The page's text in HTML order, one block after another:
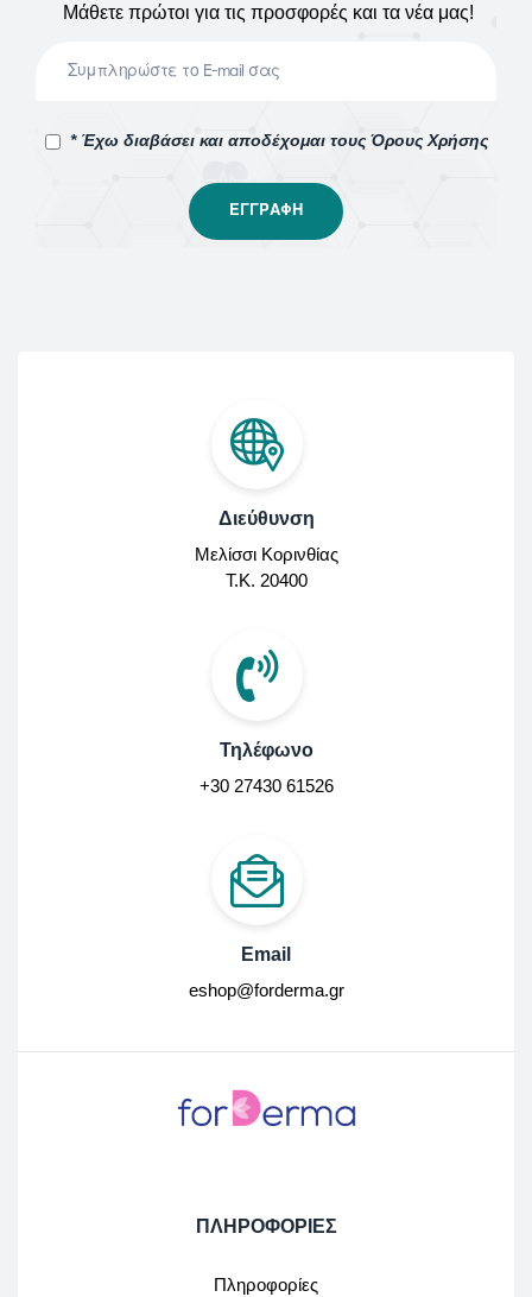
Μάθετε πρώτοι για τις προσφορές και τα νέα μας!
* Έχω διαβάσει και αποδέχομαι τους Όρους Χρήσης
Διεύθυνση
Μελίσσι Κορινθίας
Τ.Κ. 20400
Τηλέφωνο
+30 27430 61526
Email
eshop@forderma.gr
ΠΛΗΡΟΦΟΡΙΕΣ
Πληροφορίες